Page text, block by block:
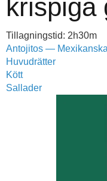
krispiga
Tillagningstid: 2h30m
Antojitos —
Huvudrätter
Kött
Sallader